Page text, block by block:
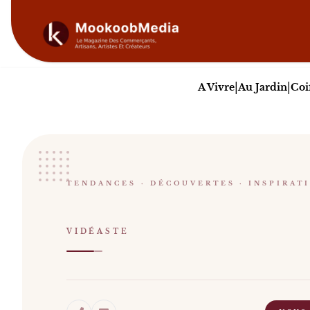
A Vivre|Au Jardin|
Eléonore Mazuis
VIDÉASTE
TENDANCES · DÉCOUVERTES ·
VIDÉASTE